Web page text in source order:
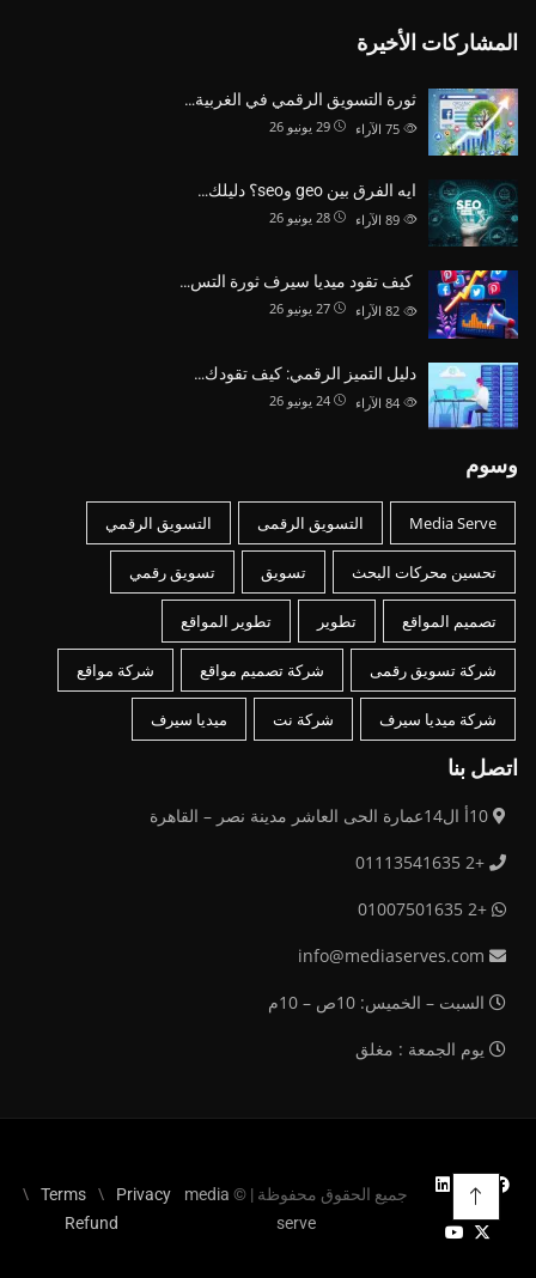
المشاركات الأخيرة
ثورة التسويق الرقمي في الغربية…
29 يونيو 26 الآراء
ايه الفرق بين geo وseo؟ دليلك…
28 يونيو 26 الآراء
كيف تقود ميديا سيرف ثورة التس…
27 يونيو 26 الآراء
دليل التميز الرقمي: كيف تقودك…
24 يونيو 26 الآراء
وسوم
Media Serve التسويق الرقمى التسويق الرقمي
تحسين محركات البحث تسويق تسويق رقمي
تصميم المواقع تطوير تطوير المواقع
شركة تسويق رقمى شركة تصميم مواقع شركة مواقع
شركة ميديا سيرف شركة نت ميديا سيرف
اتصل بنا
+2 01113541635
+2 01007501635
السبت – الخميس: 10ص – 10م
يوم الجمعة : مغلق
جميع الحقوق محفوظة | © media
serve
Privacy
Terms
Refund